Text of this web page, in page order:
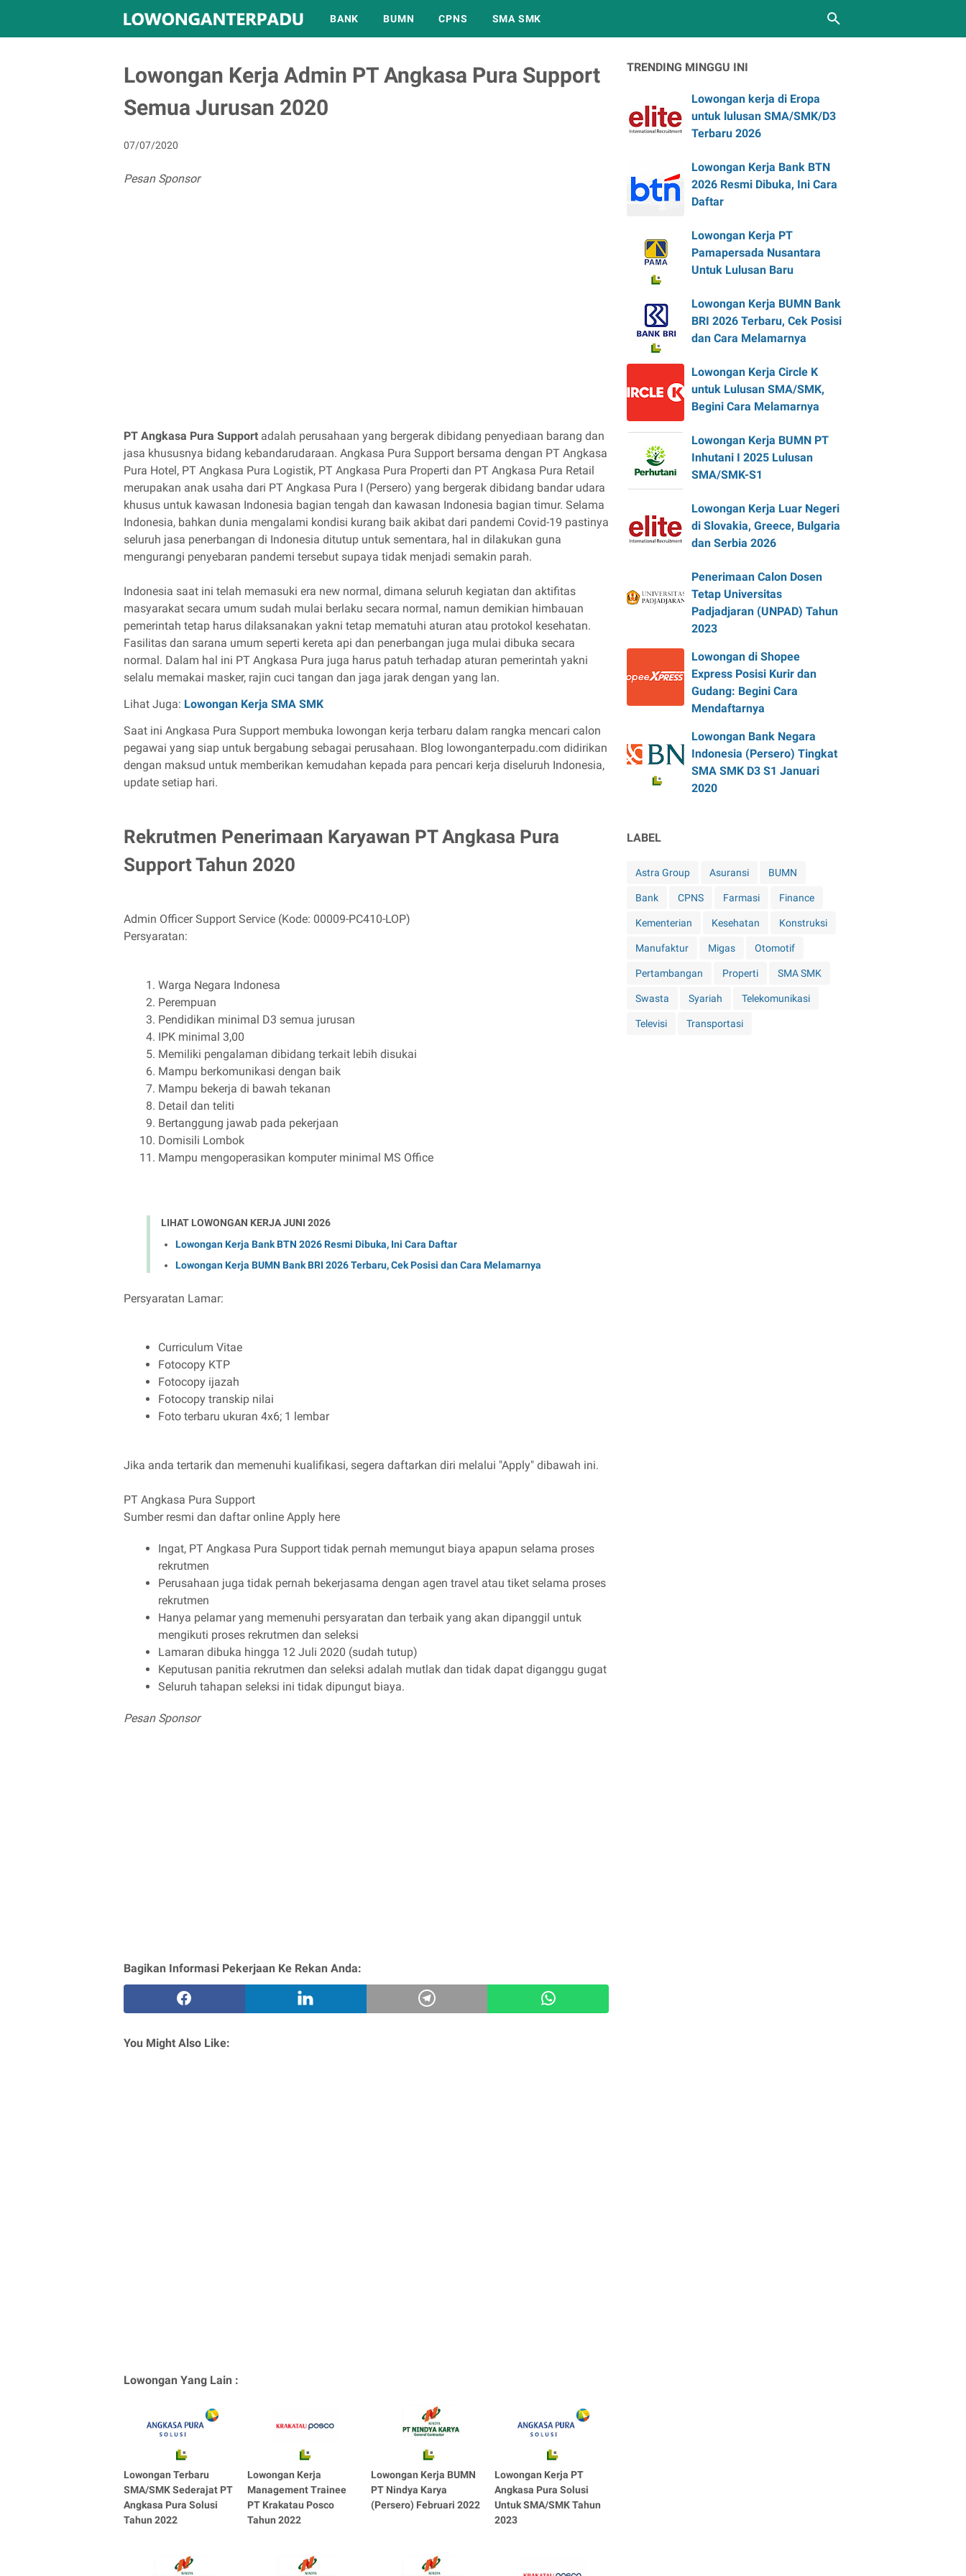
BANK BUMN CPNS SMA SMK
Lowongan Kerja Admin PT Angkasa Pura Support
Semua Jurusan 2020
07/07/2020
Pesan Sponsor
PT Angkasa Pura Support adalah perusahaan yang bergerak dibidang penyediaan barang dan
jasa khususnya bidang kebandarudaraan. Angkasa Pura Support bersama dengan PT Angkasa
Pura Hotel, PT Angkasa Pura Logistik, PT Angkasa Pura Properti dan PT Angkasa Pura Retail
merupakan anak usaha dari PT Angkasa Pura I (Persero) yang bergerak dibidang bandar udara
khusus untuk kawasan Indonesia bagian tengah dan kawasan Indonesia bagian timur. Selama
Indonesia, bahkan dunia mengalami kondisi kurang baik akibat dari pandemi Covid-19 pastinya
seluruh jasa penerbangan di Indonesia ditutup untuk sementara, hal in dilakukan guna
mengurangi penyebaran pandemi tersebut supaya tidak menjadi semakin parah.
Indonesia saat ini telah memasuki era new normal, dimana seluruh kegiatan dan aktifitas
masyarakat secara umum sudah mulai berlaku secara normal, namun demikian himbauan
pemerintah tetap harus dilaksanakan yakni tetap mematuhi aturan atau protokol kesehatan.
Fasilitas dan sarana umum seperti kereta api dan penerbangan juga mulai dibuka secara
normal. Dalam hal ini PT Angkasa Pura juga harus patuh terhadap aturan pemerintah yakni
selalu memakai masker, rajin cuci tangan dan jaga jarak dengan yang lan.
Lihat Juga: Lowongan Kerja SMA SMK
Saat ini Angkasa Pura Support membuka lowongan kerja terbaru dalam rangka mencari calon
pegawai yang siap untuk bergabung sebagai perusahaan. Blog lowonganterpadu.com didirikan
dengan maksud untuk memberikan kemudahan kepada para pencari kerja diseluruh Indonesia,
update setiap hari.
Rekrutmen Penerimaan Karyawan PT Angkasa Pura
Support Tahun 2020
Admin Officer Support Service (Kode: 00009-PC410-LOP)
Persyaratan:
Warga Negara Indonesa
Perempuan
Pendidikan minimal D3 semua jurusan
IPK minimal 3,00
Memiliki pengalaman dibidang terkait lebih disukai
Mampu berkomunikasi dengan baik
Mampu bekerja di bawah tekanan
Detail dan teliti
Bertanggung jawab pada pekerjaan
Domisili Lombok
Mampu mengoperasikan komputer minimal MS Office
LIHAT LOWONGAN KERJA JUNI 2026
Lowongan Kerja Bank BTN 2026 Resmi Dibuka, Ini Cara Daftar
Lowongan Kerja BUMN Bank BRI 2026 Terbaru, Cek Posisi dan Cara Melamarnya
Persyaratan Lamar:
Curriculum Vitae
Fotocopy KTP
Fotocopy ijazah
Fotocopy transkip nilai
Foto terbaru ukuran 4x6; 1 lembar
Jika anda tertarik dan memenuhi kualifikasi, segera daftarkan diri melalui "Apply" dibawah ini.
PT Angkasa Pura Support
Sumber resmi dan daftar online Apply here
Ingat, PT Angkasa Pura Support tidak pernah memungut biaya apapun selama proses
rekrutmen
Perusahaan juga tidak pernah bekerjasama dengan agen travel atau tiket selama proses
rekrutmen
Hanya pelamar yang memenuhi persyaratan dan terbaik yang akan dipanggil untuk
mengikuti proses rekrutmen dan seleksi
Lamaran dibuka hingga 12 Juli 2020 (sudah tutup)
Keputusan panitia rekrutmen dan seleksi adalah mutlak dan tidak dapat diganggu gugat
Seluruh tahapan seleksi ini tidak dipungut biaya.
Pesan Sponsor
Bagikan Informasi Pekerjaan Ke Rekan Anda:
You Might Also Like:
Lowongan Yang Lain :
Lowongan Terbaru
SMA/SMK Sederajat PT
Angkasa Pura Solusi
Tahun 2022
Lowongan Kerja
Management Trainee
PT Krakatau Posco
Tahun 2022
Lowongan Kerja BUMN
PT Nindya Karya
(Persero) Februari 2022
Lowongan Kerja PT
Angkasa Pura Solusi
Untuk SMA/SMK Tahun
2023
TRENDING MINGGU INI
Lowongan kerja di Eropa
untuk lulusan SMA/SMK/D3
Terbaru 2026
Lowongan Kerja Bank BTN
2026 Resmi Dibuka, Ini Cara
Daftar
Lowongan Kerja PT
Pamapersada Nusantara
Untuk Lulusan Baru
Lowongan Kerja BUMN Bank
BRI 2026 Terbaru, Cek Posisi
dan Cara Melamarnya
Lowongan Kerja Circle K
untuk Lulusan SMA/SMK,
Begini Cara Melamarnya
Lowongan Kerja BUMN PT
Inhutani I 2025 Lulusan
SMA/SMK-S1
Lowongan Kerja Luar Negeri
di Slovakia, Greece, Bulgaria
dan Serbia 2026
Penerimaan Calon Dosen
Tetap Universitas
Padjadjaran (UNPAD) Tahun
2023
Lowongan di Shopee
Express Posisi Kurir dan
Gudang: Begini Cara
Mendaftarnya
Lowongan Bank Negara
Indonesia (Persero) Tingkat
SMA SMK D3 S1 Januari
2020
LABEL
Astra Group Asuransi BUMN
Bank CPNS Farmasi Finance
Kementerian Kesehatan Konstruksi
Manufaktur Migas Otomotif
Pertambangan Properti SMA SMK
Swasta Syariah Telekomunikasi
Televisi Transportasi